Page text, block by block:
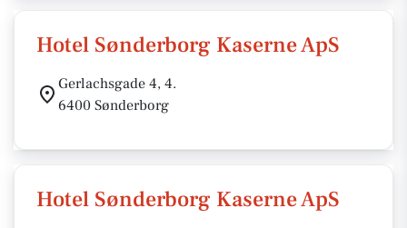
Hotel Sønderborg Kaserne ApS
Gerlachsgade 4, 4.
6400 Sønderborg
Hotel Sønderborg Kaserne ApS